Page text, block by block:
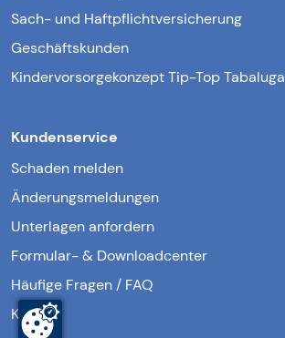
Sach- und Haftpflichtversicherung
Geschäftskunden
Kindervorsorgekonzept Tip-Top Tabaluga
Kundenservice
Schaden melden
Änderungsmeldungen
Unterlagen anfordern
Formular- & Downloadcenter
Häufige Fragen / FAQ
Kontakt